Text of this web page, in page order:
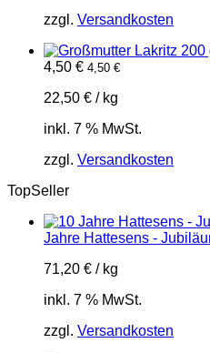
zzgl. Versandkosten
4,50 € 4,50 €
22,50 € / kg
inkl. 7 % MwSt.
zzgl. Versandkosten
TopSeller
Jahre Hattesens -
71,20 € / kg
inkl. 7 % MwSt.
zzgl. Versandkosten